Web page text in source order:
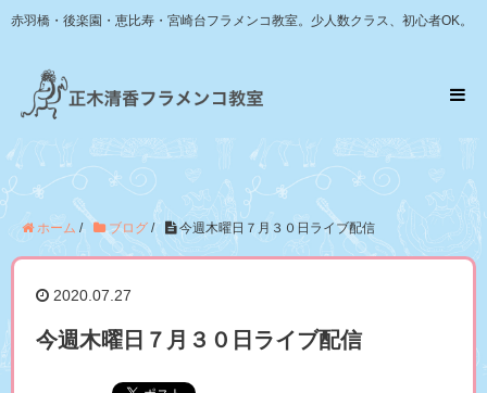
赤羽橋・後楽園・恵比寿・宮崎台フラメンコ教室。少人数クラス、初心者OK。
ホーム / ブログ / 今週木曜日７月３０日ライブ配信
2020.07.27
今週木曜日７月３０日ライブ配信